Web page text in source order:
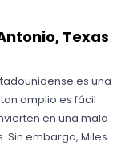
Texas
es una
amplio es fácil
en una mala
Sin embargo, Miles